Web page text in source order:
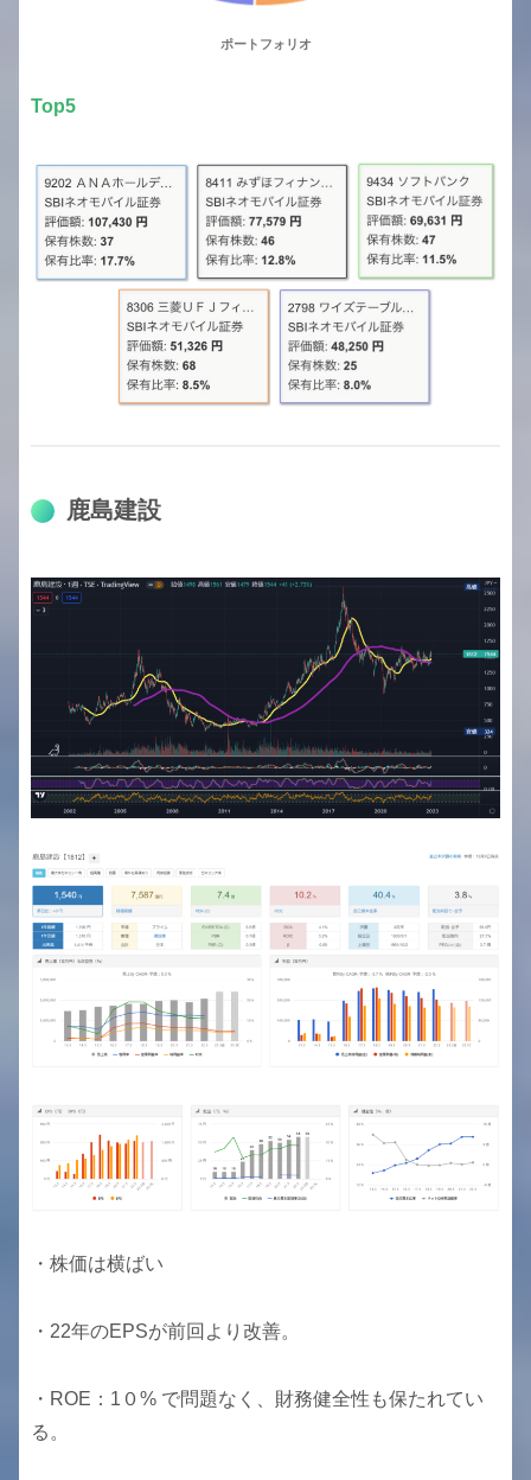
ポートフォリオ
Top5
鹿島建設
・株価は横ばい
・22年のEPSが前回より改善。
・ROE：1０% で問題なく、財務健全性も保たれてい
る。